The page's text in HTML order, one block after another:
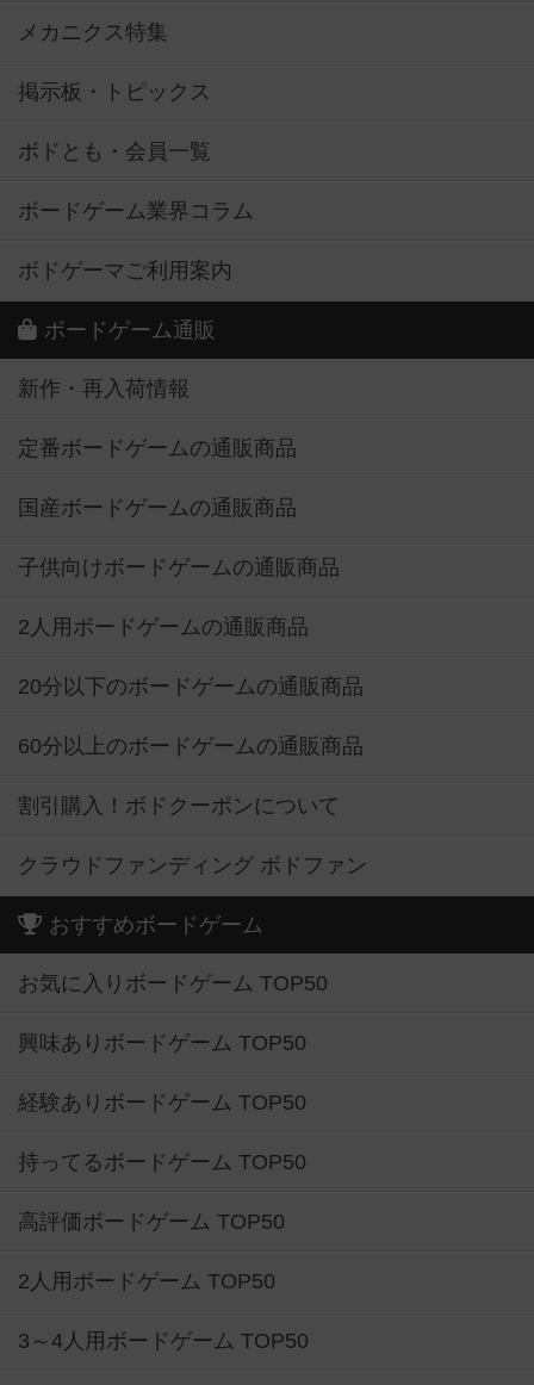
メカニクス特集
掲示板・トピックス
ボドとも・会員一覧
ボードゲーム業界コラム
ボドゲーマご利用案内
ボードゲーム通販
新作・再入荷情報
定番ボードゲームの通販商品
国産ボードゲームの通販商品
子供向けボードゲームの通販商品
2人用ボードゲームの通販商品
20分以下のボードゲームの通販商品
60分以上のボードゲームの通販商品
割引購入！ボドクーポンについて
クラウドファンディング ボドファン
おすすめボードゲーム
お気に入りボードゲーム TOP50
興味ありボードゲーム TOP50
経験ありボードゲーム TOP50
持ってるボードゲーム TOP50
高評価ボードゲーム TOP50
2人用ボードゲーム TOP50
3～4人用ボードゲーム TOP50